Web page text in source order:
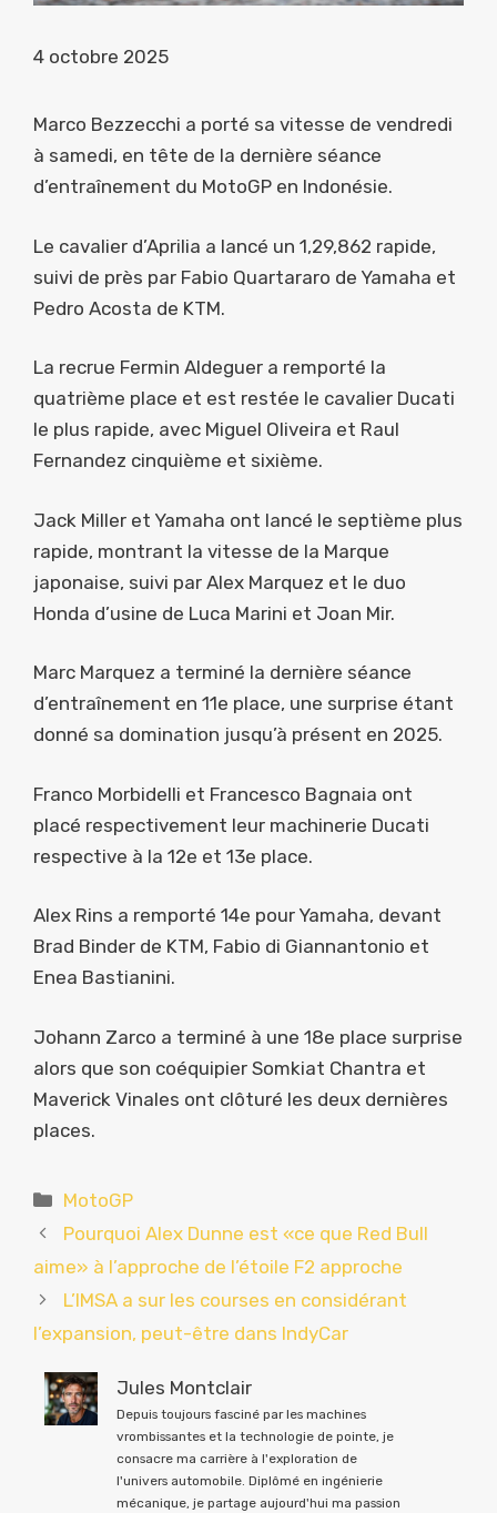
4 octobre 2025
Marco Bezzecchi a porté sa vitesse de vendredi
à samedi, en tête de la dernière séance
d’entraînement du MotoGP en Indonésie.
Le cavalier d’Aprilia a lancé un 1,29,862 rapide,
suivi de près par Fabio Quartararo de Yamaha et
Pedro Acosta de KTM.
La recrue Fermin Aldeguer a remporté la
quatrième place et est restée le cavalier Ducati
le plus rapide, avec Miguel Oliveira et Raul
Fernandez cinquième et sixième.
Jack Miller et Yamaha ont lancé le septième plus
rapide, montrant la vitesse de la Marque
japonaise, suivi par Alex Marquez et le duo
Honda d’usine de Luca Marini et Joan Mir.
Marc Marquez a terminé la dernière séance
d’entraînement en 11e place, une surprise étant
donné sa domination jusqu’à présent en 2025.
Franco Morbidelli et Francesco Bagnaia ont
placé respectivement leur machinerie Ducati
respective à la 12e et 13e place.
Alex Rins a remporté 14e pour Yamaha, devant
Brad Binder de KTM, Fabio di Giannantonio et
Enea Bastianini.
Johann Zarco a terminé à une 18e place surprise
alors que son coéquipier Somkiat Chantra et
Maverick Vinales ont clôturé les deux dernières
places.
Catégories
MotoGP
Pourquoi Alex Dunne est «ce que Red Bull
aime» à l’approche de l’étoile F2 approche
L’IMSA a sur les courses en considérant
l’expansion, peut-être dans IndyCar
Jules Montclair
Depuis toujours fasciné par les machines
vrombissantes et la technologie de pointe, je
consacre ma carrière à l'exploration de
l'univers automobile. Diplômé en ingénierie
mécanique, je partage aujourd'hui ma passion